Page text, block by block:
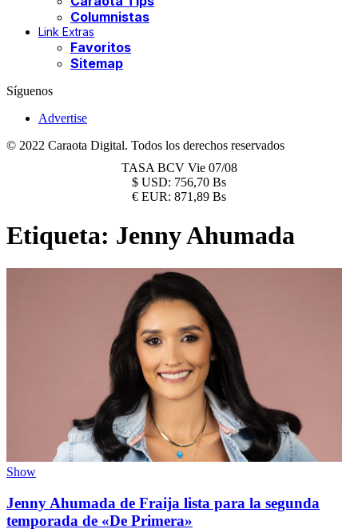
Columnistas
Link Extras
Favoritos
Sitemap
Síguenos
Advertise
© 2022 Caraota Digital. Todos los derechos reservados
TASA BCV Vie 07/08
$ USD: 756,70 Bs
€ EUR: 871,89 Bs
Etiqueta: Jenny Ahumada
Show
Jenny Ahumada de Fraija lista para la segunda
temporada de «De Primera»